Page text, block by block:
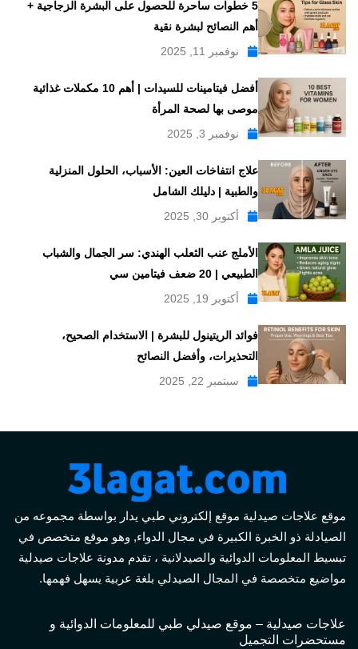
5 خطوات ساحرة للحصول على البشرة الزجاجية +
أهم النصائح لبشرة نقية
نوفمبر 11, 2025
أفضل فيتامينات للسيدات | أهم 10 مكملات غذائية
موصى بها لصحة المرأة
نوفمبر 3, 2025
علاج انتفاخات العين: الأسباب، الحلول المنزلية
والطبية | دليلك الشامل
أكتوبر 30, 2025
الأملج عنب الثعلب الهندي: سر الجمال والشباب
الطبيعي | 20 ضعف فيتامين سي
أكتوبر 19, 2025
فوائد الريتينول للبشرة | الاستخدام الصحيح،
التحذيرات، وأفضل النصائح
سبتمبر 22, 2025
موقع علاجات صيدلية موقع إلكتروني طبي يدار بواسطة مجموعه من
الصيادلة ذو الخبرة الكبيرة في مجال الدواء, وهو موقع متخصص في
تبسيط المعلومات الدوائية والصيدلانية ، تقدم مدونة علاجات صيدلية
مواضيع متخصصة في المجال الصيدلي بلغة عربية يسهل فهمها.
علاجات صيدلية – موقع صيدلي طبي للمعلومات الدوائية و
مستحضرات التجميل